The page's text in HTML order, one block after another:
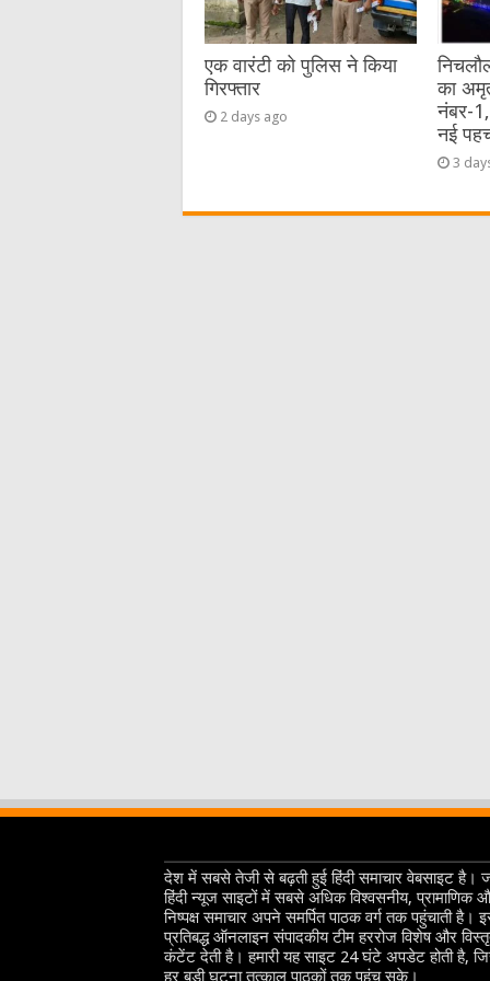
एक वारंटी को पुलिस ने किया
गिरफ्तार
2 days ago
का
नंबर-
नई
3
देश में सबसे तेजी से बढ़ती हुई हिंदी समाचार वेबसाइट है।
हिंदी न्यूज साइटों में सबसे अधिक विश्वसनीय, प्रामाणिक
निष्पक्ष समाचार अपने समर्पित पाठक वर्ग तक पहुंचाती है।
प्रतिबद्ध ऑनलाइन संपादकीय टीम हररोज विशेष और
कंटेंट देती है। हमारी यह साइट 24 घंटे अपडेट होती है,
हर बड़ी घटना तत्काल पाठकों तक पहुंच सके।